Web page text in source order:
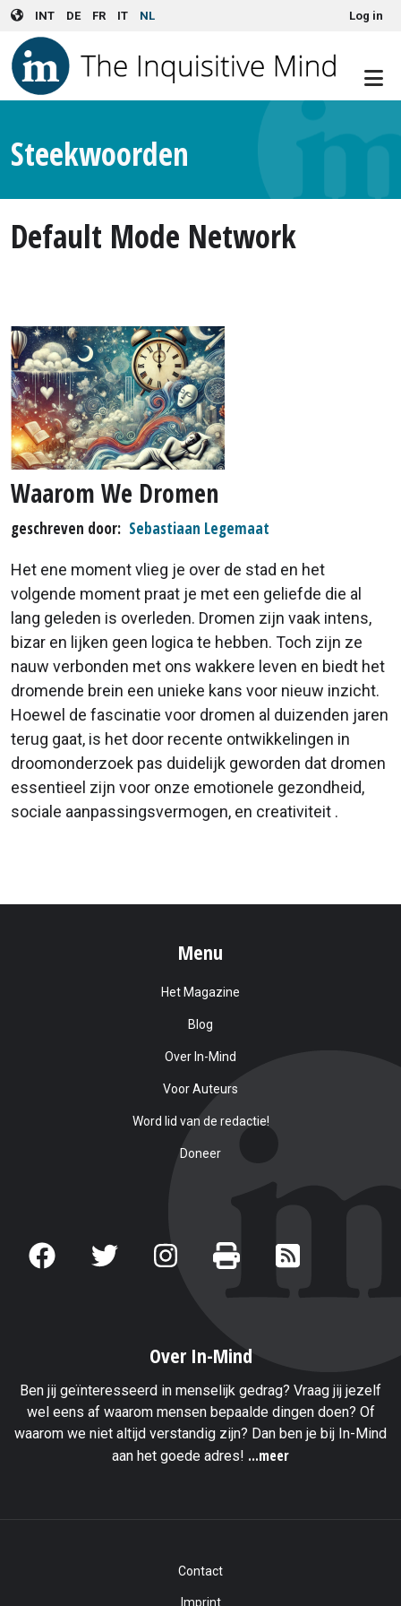
Skip to main content
INT DE FR IT NL User account menuLog in
Steekwoorden
Default Mode Network
Waarom We Dromen
geschreven door Sebastiaan Legemaat
Het ene moment vlieg je over de stad en het
volgende moment praat je met een geliefde die al
lang geleden is overleden. Dromen zijn vaak intens,
bizar en lijken geen logica te hebben. Toch zijn ze
nauw verbonden met ons wakkere leven en biedt het
dromende brein een unieke kans voor nieuw inzicht.
Hoewel de fascinatie voor dromen al duizenden jaren
terug gaat, is het door recente ontwikkelingen in
droomonderzoek pas duidelijk geworden dat dromen
essentieel zijn voor onze emotionele gezondheid,
sociale aanpassingsvermogen, en creativiteit .
Menu
Het Magazine
Blog
Over In-Mind
Voor Auteurs
Word lid van de redactie!
Doneer
Over In-Mind
Ben jij geïnteresseerd in menselijk gedrag? Vraag jij jezelf
wel eens af waarom mensen bepaalde dingen doen? Of
waarom we niet altijd verstandig zijn? Dan ben je bij In-Mind
aan het goede adres! ...meer
Contact
Imprint